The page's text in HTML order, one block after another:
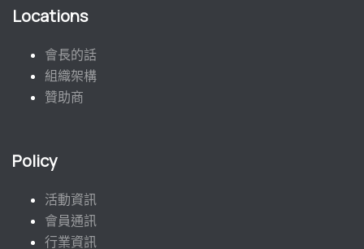
Locations
會長的話
組織架構
贊助商
Policy
活動資訊
會員通訊
行業資訊